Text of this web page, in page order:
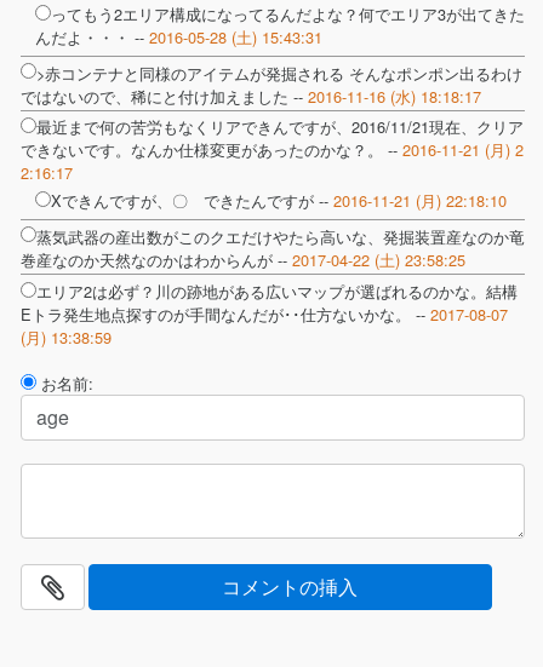
ってもう2エリア構成になってるんだよな？何でエリア3が出てきた
んだよ・・・ -- 2016-05-28 (土) 15:43:31
>赤コンテナと同様のアイテムが発掘される そんなポンポン出るわけ
ではないので、稀にと付け加えました -- 2016-11-16 (水) 18:18:17
最近まで何の苦労もなくリアできんですが、2016/11/21現在、クリア
できないです。なんか仕様変更があったのかな？。 -- 2016-11-21 (月) 2
2:16:17
Xできんですが、〇 できたんですが -- 2016-11-21 (月) 22:18:10
蒸気武器の産出数がこのクエだけやたら高いな、発掘装置産なのか竜
巻産なのか天然なのかはわからんが -- 2017-04-22 (土) 23:58:25
エリア2は必ず？川の跡地がある広いマップが選ばれるのかな。結構
Eトラ発生地点探すのが手間なんだが･･仕方ないかな。 -- 2017-08-07
(月) 13:38:59
お名前: